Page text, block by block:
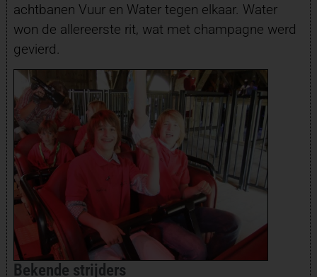
achtbanen Vuur en Water tegen elkaar. Water
won de allereerste rit, wat met champagne werd
gevierd.
Bekende strijders